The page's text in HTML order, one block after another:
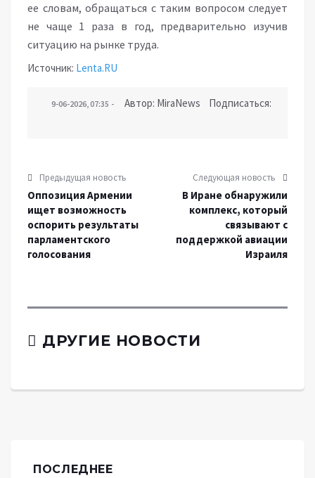
ее словам, обращаться с таким вопросом следует
не чаще 1 раза в год, предварительно изучив
ситуацию на рынке труда.
Источник: Lenta.RU
9-06-2026, 07:35 Автор: MiraNews Подписаться:
Предыдущая новость
Оппозиция Армении
ищет возможность
оспорить результаты
парламентского
голосования
Следующая новость
В Иране обнаружили
комплекс, который
связывают с
поддержкой авиации
Израиля
ДРУГИЕ НОВОСТИ
ПОСЛЕДНЕЕ